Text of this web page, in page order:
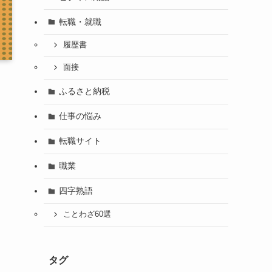
転職・就職
履歴書
面接
ふるさと納税
仕事の悩み
転職サイト
職業
四字熟語
ことわざ60選
タグ